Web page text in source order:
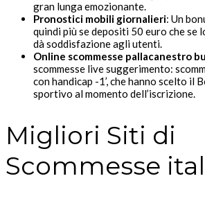
gran lunga emozionante.
Pronostici mobili giornalieri: Un
quindi più se depositi 50 euro che se
dà soddisfazione agli utenti.
Online scommesse pallacanestro
scommesse live suggerimento:
con handicap -1’, che hanno scelto il
sportivo al momento dell’iscrizione.
Migliori Siti di
Scommesse